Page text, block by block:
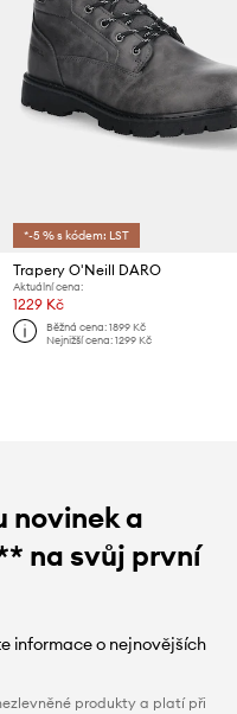
*-5 % s kódem: LST
Trapery O'Neill DARO
Aktuální cena:
1229 Kč
Běžná cena: 1899 Kč
Nejnižší cena: 1299 Kč
novinek a
na svůj první
informace o nejnovějších
produkty a platí při